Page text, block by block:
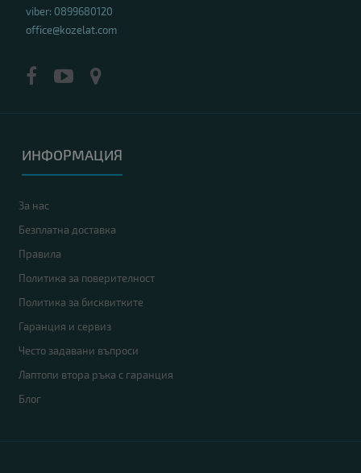
viber: 0899680120
office@kozelat.com
ИНФОРМАЦИЯ
За нас
Безплатна доставка
Правила
Политика за поверителност
Политика за бисквитките
Гаранция и сервиз
Често задавани въпроси
Лаптопи втора ръка с гаранция
Блог